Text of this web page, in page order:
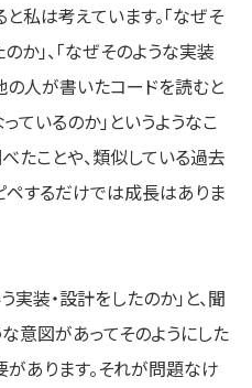
私は考えています。「なぜそ
か」、「なぜそのような実装
の人が書いたコードを読むと
ているのか」というようなこ
たことや、類似している過去
ペするだけでは成長はありま
装・設計をしたのか」と、聞
意図があってそのようにした
あります。それが問題なけ